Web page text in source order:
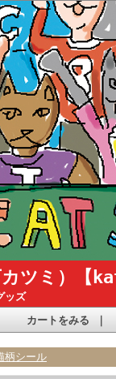
カツミ）
ッズ
カートをみる
柄シール